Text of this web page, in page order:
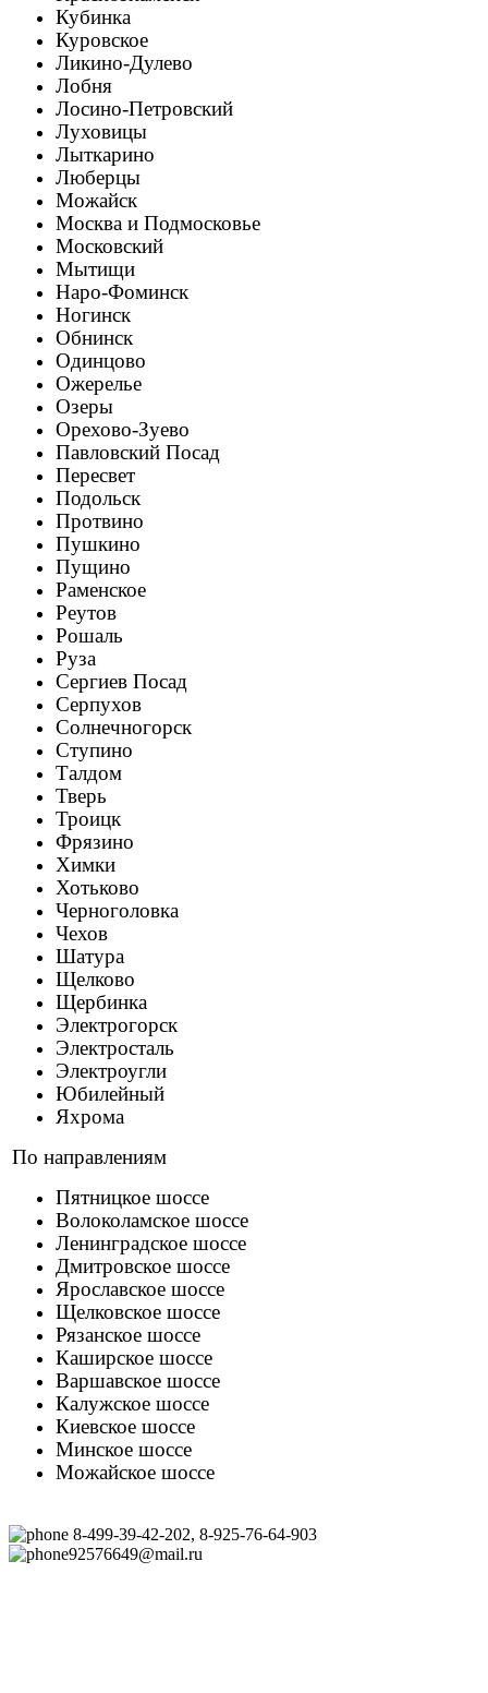
Кубинка
Куровское
Ликино-Дулево
Лобня
Лосино-Петровский
Луховицы
Лыткарино
Люберцы
Можайск
Москва и Подмосковье
Московский
Мытищи
Наро-Фоминск
Ногинск
Обнинск
Одинцово
Ожерелье
Озеры
Орехово-Зуево
Павловский Посад
Пересвет
Подольск
Протвино
Пушкино
Пущино
Раменское
Реутов
Рошаль
Руза
Сергиев Посад
Серпухов
Солнечногорск
Ступино
Талдом
Тверь
Троицк
Фрязино
Химки
Хотьково
Черноголовка
Чехов
Шатура
Щелково
Щербинка
Электрогорск
Электросталь
Электроугли
Юбилейный
Яхрома
По направлениям
Пятницкое шоссе
Волоколамское шоссе
Ленинградское шоссе
Дмитровское шоссе
Ярославское шоссе
Щелковское шоссе
Рязанское шоссе
Каширское шоссе
Варшавское шоссе
Калужское шоссе
Киевское шоссе
Минское шоссе
Можайское шоссе
8-499-39-42-202, 8-925-76-64-903
92576649@mail.ru